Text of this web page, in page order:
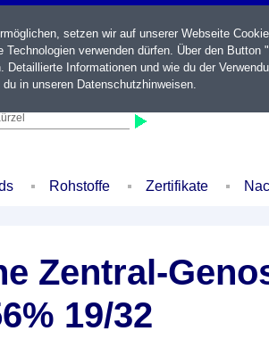
Rohstoffe Zertifikate
Zentral-
19/32
setzen wir auf unserer Webseite
verwenden dürfen. Über den Button
Informationen und wie du der
in unseren Datenschutzhinweisen.